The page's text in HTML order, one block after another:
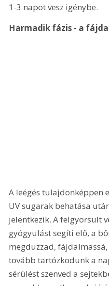
1-3 napot vesz igénybe.
Harmadik fázis - a
A leégés tulajdonképpen
UV sugarak behatása
jelentkezik. A felgyorsult
gyógyulást segíti elő, a
megduzzad,
tovább tartózkodunk a
sérülést szenved a